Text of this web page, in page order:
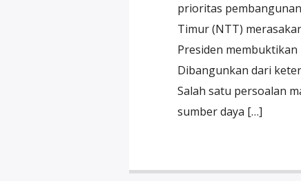
prioritas
Timur (NTT)
Presiden
Dibangunkan dari
Salah satu persoalan
sumber daya […]